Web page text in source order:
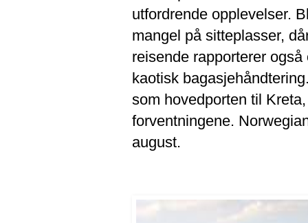
utfordrende opplevelser.
mangel på sitteplasser,
reisende rapporterer
kaotisk
som hovedporten til
forventningene.
august.